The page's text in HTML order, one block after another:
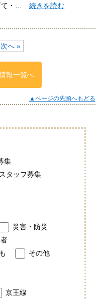
育て・…続きを読む
次へ »
報一覧へ
▲ページの先頭へもどる
集
タッフ募集
災害・防災
その他
京王線